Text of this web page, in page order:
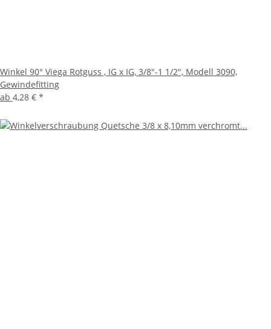
Winkel 90° Viega Rotguss , IG x IG, 3/8"-1 1/2", Modell 3090,
Gewindefitting
ab 4,28 € *